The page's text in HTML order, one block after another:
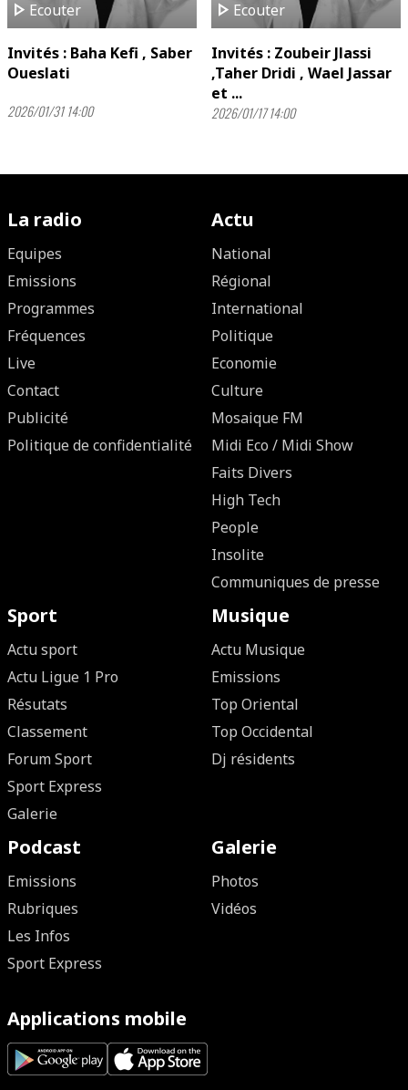
play_arrow Ecouter
Invités : Baha Kefi , Saber
Oueslati
2026/01/31 14:00
play_arrow Ecouter
Invités : Zoubeir Jlassi
,Taher Dridi , Wael Jassar
et ...
2026/01/17 14:00
La radio
Equipes
Emissions
Programmes
Fréquences
Live
Contact
Publicité
Politique de confidentialité
Actu
National
Régional
International
Politique
Economie
Culture
Mosaique FM
Midi Eco / Midi Show
Faits Divers
High Tech
People
Insolite
Communiques de presse
Sport
Actu sport
Actu Ligue 1 Pro
Résutats
Classement
Forum Sport
Sport Express
Galerie
Musique
Actu Musique
Emissions
Top Oriental
Top Occidental
Dj résidents
Podcast
Emissions
Rubriques
Les Infos
Sport Express
Galerie
Photos
Vidéos
Applications mobile